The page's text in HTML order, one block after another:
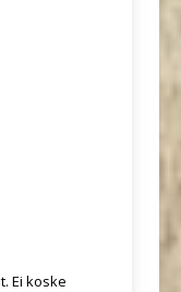
Ei koske